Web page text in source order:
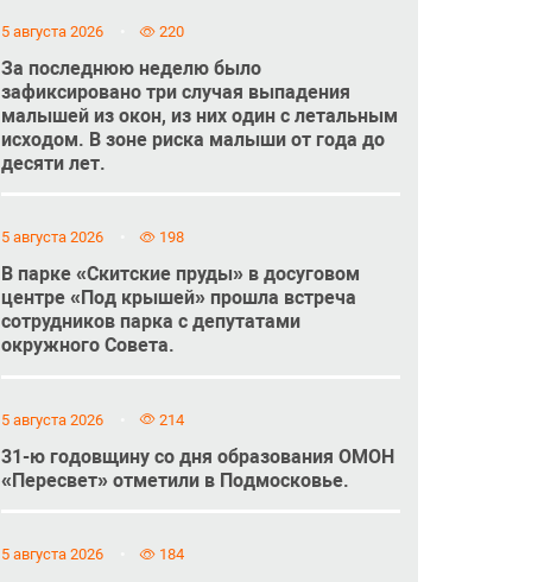
5 августа 2026 220
За последнюю неделю было
зафиксировано три случая выпадения
малышей из окон, из них один с летальным
исходом. В зоне риска малыши от года до
десяти лет.
5 августа 2026 198
В парке «Скитские пруды» в досуговом
центре «Под крышей» прошла встреча
сотрудников парка с депутатами
окружного Совета.
5 августа 2026 214
31-ю годовщину со дня образования ОМОН
«Пересвет» отметили в Подмосковье.
5 августа 2026 184